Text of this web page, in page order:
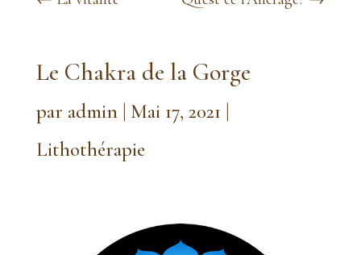
Le Chakra de la Gorge
par admin| Mai 17, 2021 |
Lithothérapie